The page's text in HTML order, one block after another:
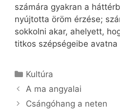
számára gyakran a
nyújtotta öröm érzése;
sokkolni akar, ahelyett,
titkos szépségeibe
Kategória
Kultúra
A ma angyalai
Csángóhang a neten